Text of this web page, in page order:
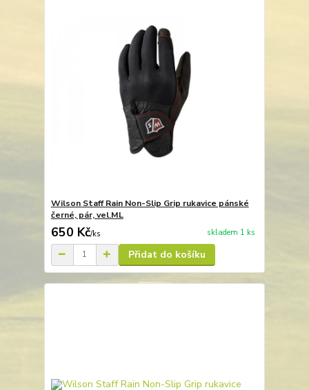
Wilson Staff Rain Non-Slip Grip rukavice pánské
černé, pár, vel.ML
650 Kč/ks skladem 1 ks
Přidat do košíku